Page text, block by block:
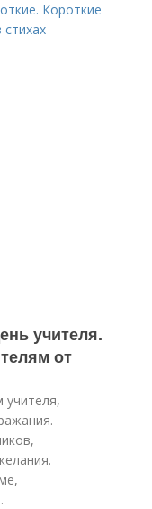
Короткие
учителя.
от
учителя,